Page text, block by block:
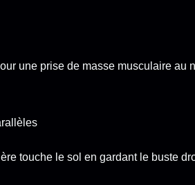
une prise de masse musculaire au
touche le sol en gardant le buste